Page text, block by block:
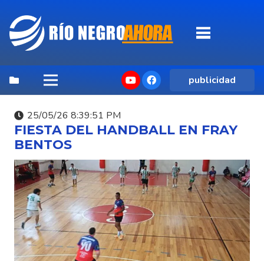
publicidad
25/05/26 8:39:51 PM
FIESTA DEL HANDBALL EN FRAY
BENTOS